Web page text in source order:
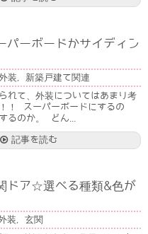
パーボードかサイディン
装, 新築戸建て関連
れて、外装についてはあまり考
！ スーパーボードにするの
るのか。 どん...
記事を読む
ドア☆選べる種類&色が
装, 玄関